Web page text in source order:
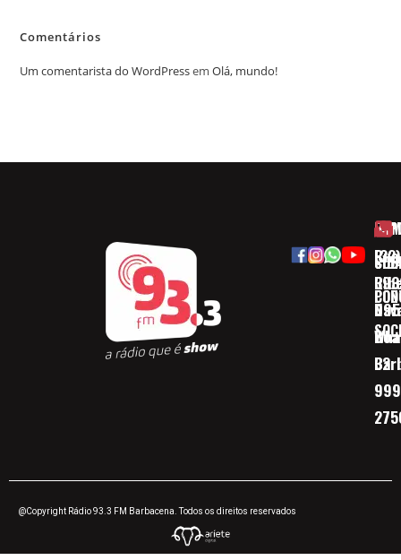
Comentários
Um comentarista do WordPressemOlá, mundo!
(32)
32
@Copyright Rádio 93.3 FM Barbacena. Todos os direitos reservados